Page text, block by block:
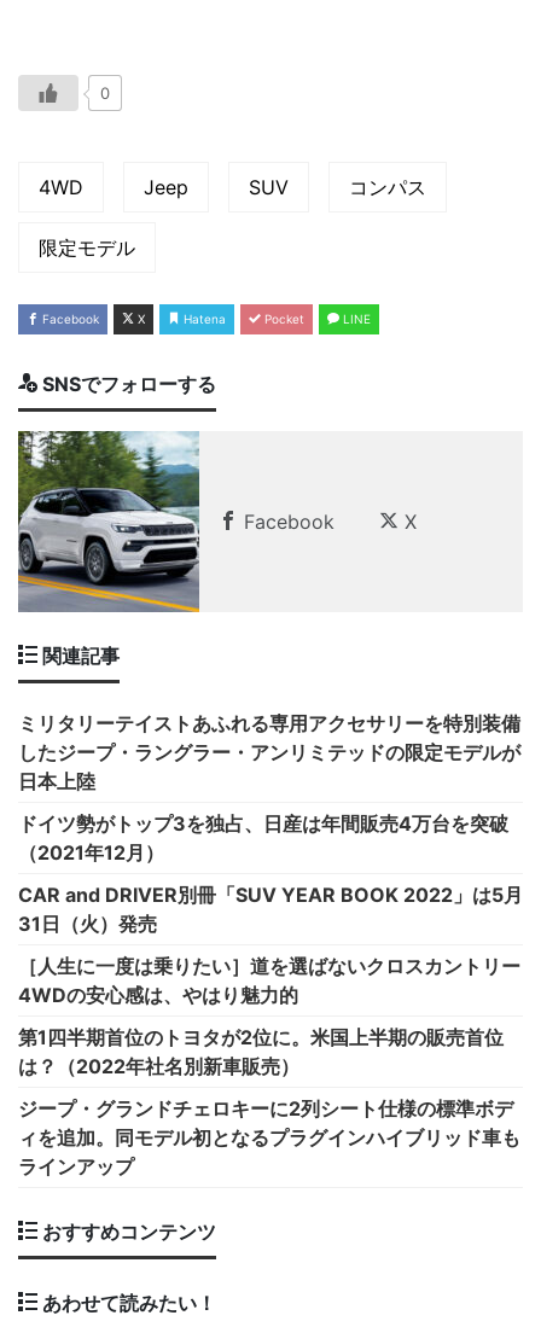
0
4WD Jeep SUV コンパス
限定モデル
Facebook X Hatena Pocket LINE
SNSでフォローする
Facebook X
関連記事
ミリタリーテイストあふれる専用アクセサリーを特別装備
したジープ・ラングラー・アンリミテッドの限定モデルが
日本上陸
ドイツ勢がトップ3を独占、日産は年間販売4万台を突破
（2021年12月）
CAR and DRIVER別冊「SUV YEAR BOOK 2022」は5月
31日（火）発売
［人生に一度は乗りたい］道を選ばないクロスカントリー
4WDの安心感は、やはり魅力的
第1四半期首位のトヨタが2位に。米国上半期の販売首位
は？（2022年社名別新車販売）
ジープ・グランドチェロキーに2列シート仕様の標準ボデ
ィを追加。同モデル初となるプラグインハイブリッド車も
ラインアップ
おすすめコンテンツ
あわせて読みたい！